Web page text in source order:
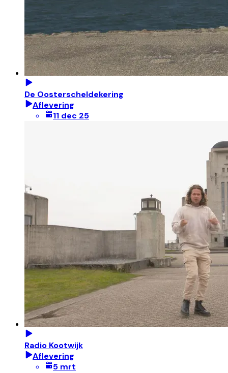
De Oosterscheldekering
Aflevering
11 dec 25
Radio Kootwijk
Aflevering
5 mrt